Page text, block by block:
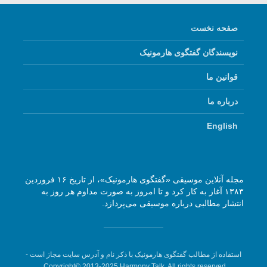
صفحه نخست
نویسندگان گفتگوی هارمونیک
قوانین ما
درباره ما
English
مجله آنلاین موسیقی «گفتگوی هارمونیک»، از تاریخ ۱۶ فروردین
۱۳۸۳ آغاز به کار کرد و تا امروز به صورت مداوم هر روز به
انتشار مطالبی درباره موسیقی می‌پردازد.
استفاده از مطالب گفتگوی هارمونیک با ذکر نام و آدرس سایت مجاز است -